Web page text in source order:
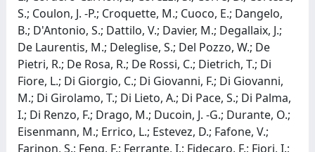
S.; Coulon, J. -P.; Croquette, M.; Cuoco, E.; Dangelo,
B.; D'Antonio, S.; Dattilo, V.; Davier, M.; Degallaix, J.;
De Laurentis, M.; Deleglise, S.; Del Pozzo, W.; De
Pietri, R.; De Rosa, R.; De Rossi, C.; Dietrich, T.; Di
Fiore, L.; Di Giorgio, C.; Di Giovanni, F.; Di Giovanni,
M.; Di Girolamo, T.; Di Lieto, A.; Di Pace, S.; Di Palma,
I.; Di Renzo, F.; Drago, M.; Ducoin, J. -G.; Durante, O.;
Eisenmann, M.; Errico, L.; Estevez, D.; Fafone, V.;
Farinon, S.; Feng, F.; Ferrante, I.; Fidecaro, F.; Fiori, I.;